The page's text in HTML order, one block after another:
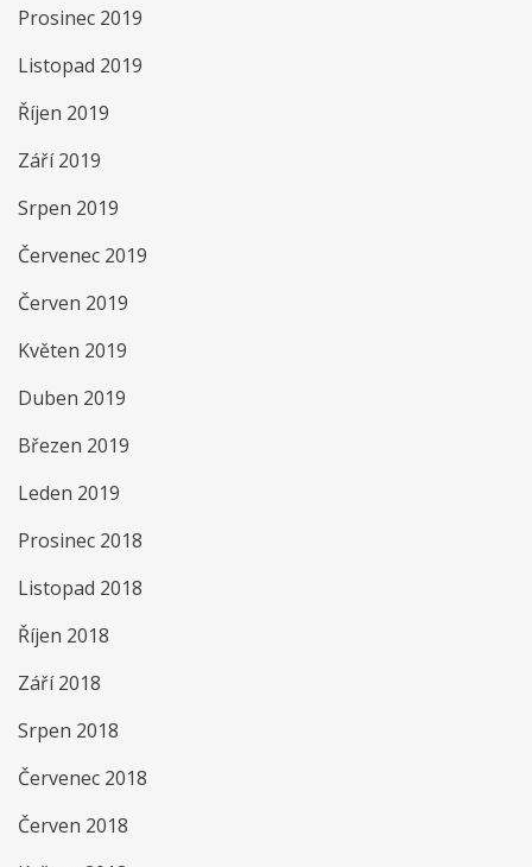
Prosinec 2019
Listopad 2019
Říjen 2019
Září 2019
Srpen 2019
Červenec 2019
Červen 2019
Květen 2019
Duben 2019
Březen 2019
Leden 2019
Prosinec 2018
Listopad 2018
Říjen 2018
Září 2018
Srpen 2018
Červenec 2018
Červen 2018